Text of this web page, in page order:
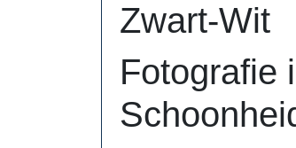
Zwart-Wit
Fotografie